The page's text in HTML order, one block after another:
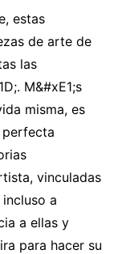
estas
de arte de
las
M&#xE1;s
misma, es
perfecta
vinculadas
a
a ellas y
para hacer su